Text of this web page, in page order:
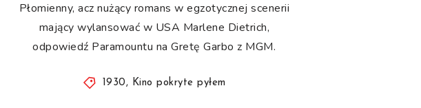
Płomienny, acz nużący romans w egzotycznej scenerii
mający wylansować w USA Marlene Dietrich,
odpowiedź Paramountu na Gretę Garbo z MGM.
1930, Kino pokryte pyłem